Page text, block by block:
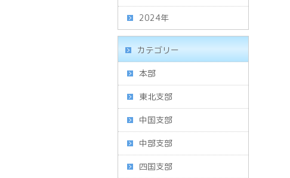
2024年
カテゴリー
本部
東北支部
中国支部
中部支部
四国支部